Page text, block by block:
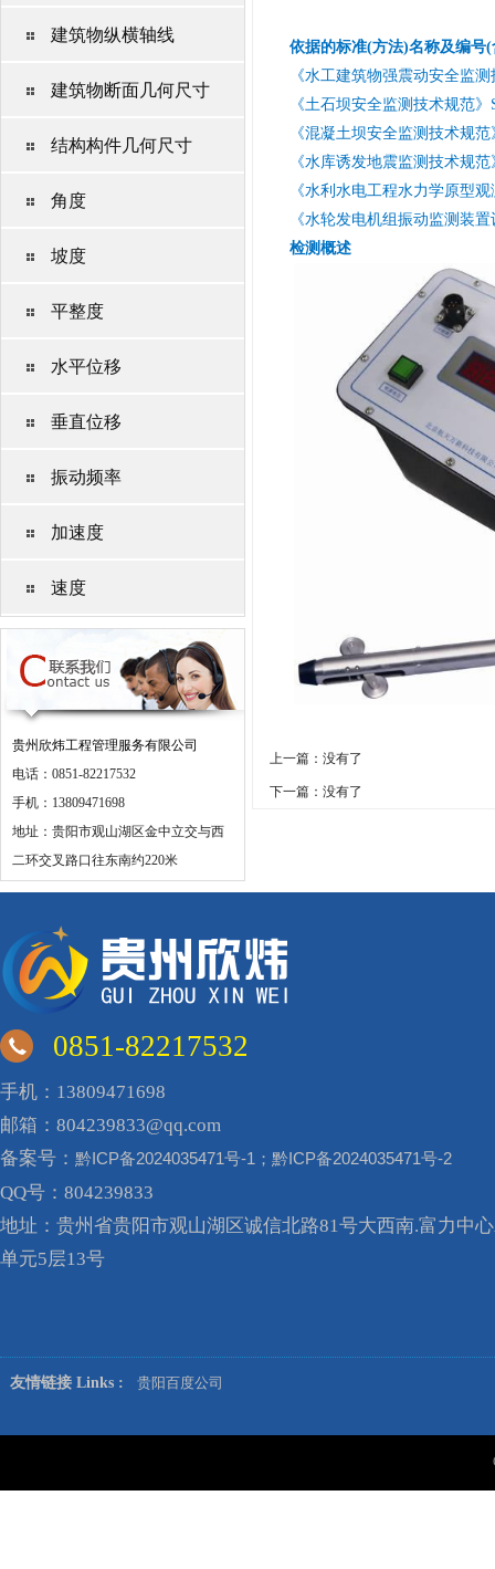
建筑物纵横轴线
建筑物断面几何尺寸
结构构件几何尺寸
角度
坡度
平整度
水平位移
垂直位移
振动频率
加速度
速度
贵州欣炜工程管理服务有限公司
电话：0851-82217532
手机：13809471698
地址：贵阳市观山湖区金中立交与西
二环交叉路口往东南约220米
依据的标准(方法)名称及编号
《水工建筑物强震动安全监
《土石坝安全监测技术规范》
《混凝土坝安全监测技术规
《水库诱发地震监测技术规范
《水利水电工程水力学原型
《水轮发电机组振动监测装
检测概述
上一篇：没有了
下一篇：没有了
0851-82217532
手机：13809471698
邮箱：804239833@qq.com
备案号： 黔ICP备2024035471号-1；黔ICP备2024035471号-2
QQ号：804239833
地址：贵州省贵阳市观山湖区诚信北路81号大西南.富力中
单元5层13号
友情链接 Links : 贵阳百度公司